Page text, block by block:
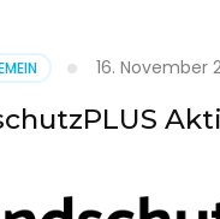
im
16. November